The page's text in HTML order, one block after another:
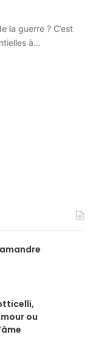
la guerre ? C’est
à…
ou